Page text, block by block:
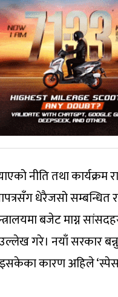
नीति तथा कार्यक्रम
धेरैजसो
बजेट माग्न
गरे। नयाँ सरकार
कारण अहिले